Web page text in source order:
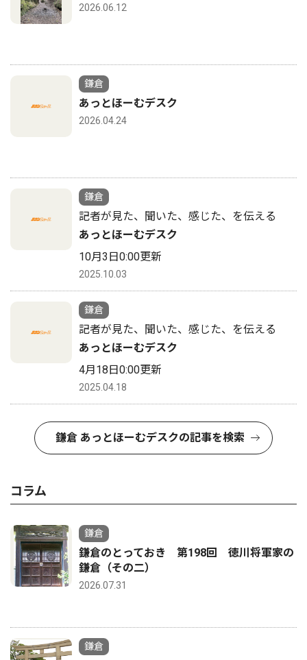
2026.06.12
鎌倉
あっとほーむデスク
2026.04.24
鎌倉
記者が見た、聞いた、感じた、を伝える
あっとほーむデスク
10月3日0:00更新
2025.10.03
鎌倉
記者が見た、聞いた、感じた、を伝える
あっとほーむデスク
4月18日0:00更新
2025.04.18
鎌倉 あっとほーむデスクの記事を検索
コラム
鎌倉
鎌倉のとっておき 第198回 徳川将軍家の
鎌倉（その二）
2026.07.31
鎌倉